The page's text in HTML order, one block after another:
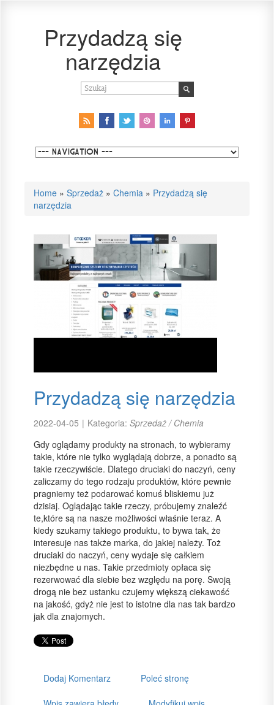
Przydadzą się
narzędzia
Home » Sprzedaż » Chemia » Przydadzą się
narzędzia
Przydadzą się narzędzia
2022-04-05 | Kategoria: Sprzedaż / Chemia
Gdy oglądamy produkty na stronach, to wybieramy
takie, które nie tylko wyglądają dobrze, a ponadto są
takie rzeczywiście. Dlatego druciaki do naczyń, ceny
zaliczamy do tego rodzaju produktów, które pewnie
pragniemy też podarować komuś bliskiemu już
dzisiaj. Oglądając takie rzeczy, próbujemy znaleźć
te,które są na nasze możliwości właśnie teraz. A
kiedy szukamy takiego produktu, to bywa tak, że
interesuje nas także marka, do jakiej należy. Toż
druciaki do naczyń, ceny wydaje się całkiem
niezbędne u nas. Takie przedmioty opłaca się
rezerwować dla siebie bez względu na porę. Swoją
drogą nie bez ustanku czujemy większą ciekawość
na jakość, gdyż nie jest to istotne dla nas tak bardzo
jak dla znajomych.
Dodaj Komentarz Poleć stronę